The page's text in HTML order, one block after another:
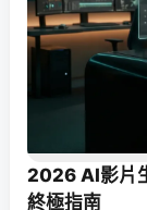
2026 AI影片
終極指南